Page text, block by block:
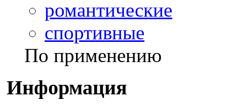
романтические
спортивные
По применению
Информация